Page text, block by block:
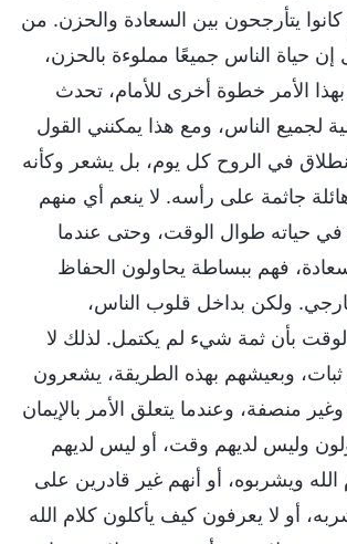
يتأرجحون بين السعادة والحزن. من
حياة الناس جميعًا مملوءة بالحزن،
بهذا الأمر خطوة أخرى للأمام، تحدث
لجميع الناس، ومع هذا يمكنني القول
في الروح كل يوم، بل يشعر وكأنه
جاثمة على رأسه. لا ينعم أي منهم
في حياته طوال الوقت، وحتى عندما
فهم ببساطة يحاولون الحفاظ
ولكن بداخل قلوب الناس،
بأن ثمة شيء لم يكتمل. لذلك لا
وبعيشهم بهذه الطريقة، يشعرون
منصفة، وعندما يتعلق الأمر بالإيمان
وليس لديهم وقت، أو ليس لديهم
الله ويشربوه، أو أنهم غير قادرين على
أو لا يعرفون كيف يأكلون كلام الله